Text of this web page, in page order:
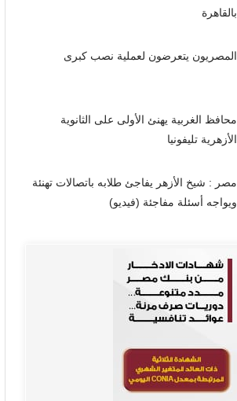
بالقاهرة
المصريون يتعرضون لعملية نصب كبرى
محافظ الغربية يهنئ الأولى على الثانوية
الأزهرية تليفونيا
مصر : شيخ الأزهر يفاجئ طلابه باتصالات تهنئة
ويواجه أسئلة مفاجئة (فيديو)